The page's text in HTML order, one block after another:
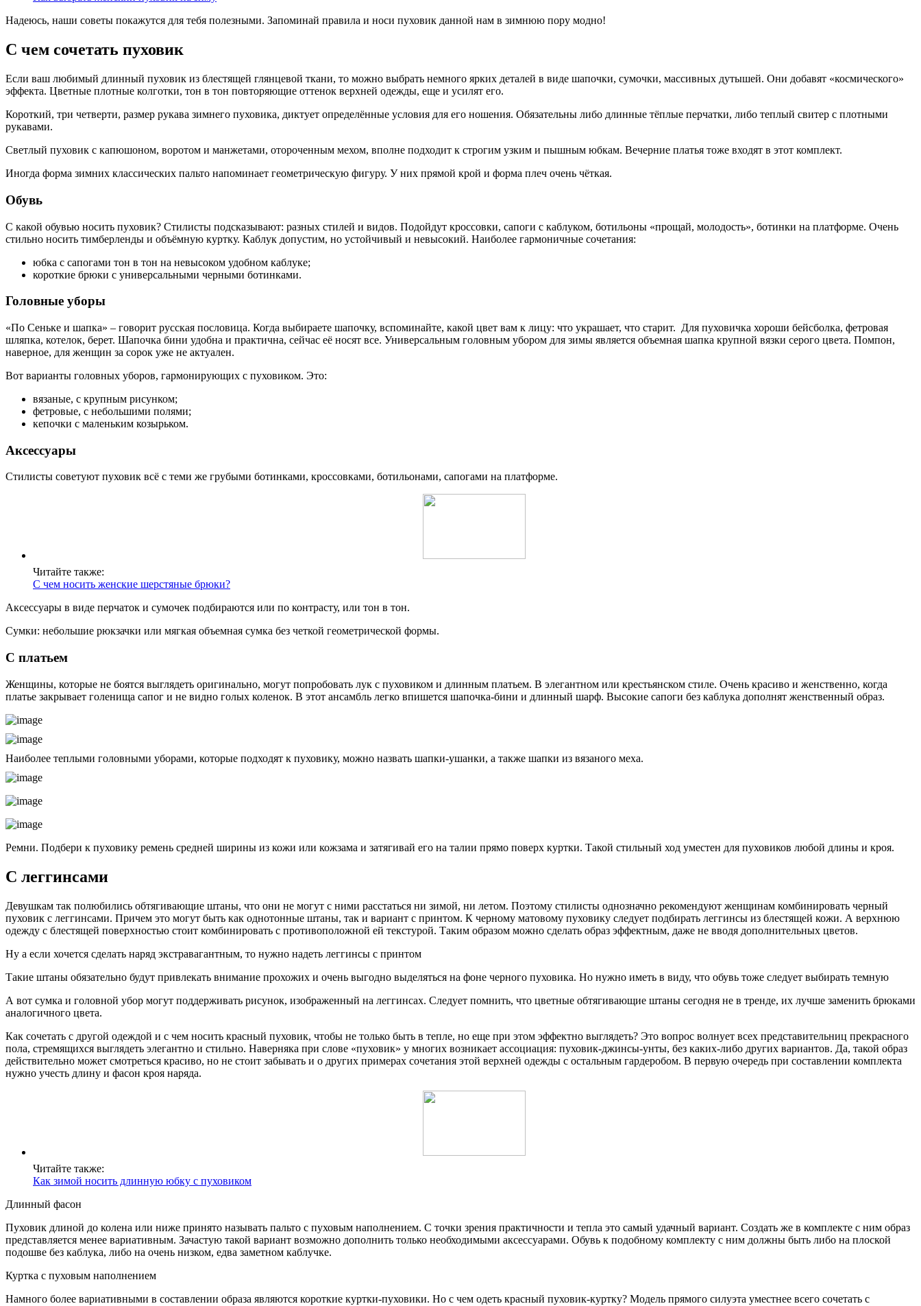
Надеюсь, наши советы покажутся для тебя полезными. Запоминай правила и носи пуховик данной нам в зимнюю пору модно!
С чем сочетать пуховик
Если ваш любимый длинный пуховик из блестящей глянцевой ткани, то можно выбрать немного ярких деталей в виде шапочки, сумочки, массивных дутышей. Они добавят «космического»
эффекта. Цветные плотные колготки, тон в тон повторяющие оттенок верхней одежды, еще и усилят его.
Короткий, три четверти, размер рукава зимнего пуховика, диктует определённые условия для его ношения. Обязательны либо длинные тёплые перчатки, либо теплый свитер с плотными
рукавами.
Светлый пуховик с капюшоном, воротом и манжетами, отороченным мехом, вполне подходит к строгим узким и пышным юбкам. Вечерние платья тоже входят в этот комплект.
Иногда форма зимних классических пальто напоминает геометрическую фигуру. У них прямой крой и форма плеч очень чёткая.
Обувь
С какой обувью носить пуховик? Стилисты подсказывают: разных стилей и видов. Подойдут кроссовки, сапоги с каблуком, ботильоны «прощай, молодость», ботинки на платформе. Очень
стильно носить тимберленды и объёмную куртку. Каблук допустим, но устойчивый и невысокий. Наиболее гармоничные сочетания:
юбка с сапогами тон в тон на невысоком удобном каблуке;
короткие брюки с универсальными черными ботинками.
Головные уборы
«По Сеньке и шапка» – говорит русская пословица. Когда выбираете шапочку, вспоминайте, какой цвет вам к лицу: что украшает, что старит. Для пуховичка хороши бейсболка, фетровая
шляпка, котелок, берет. Шапочка бини удобна и практична, сейчас её носят все. Универсальным головным убором для зимы является объемная шапка крупной вязки серого цвета. Помпон,
наверное, для женщин за сорок уже не актуален.
Вот варианты головных уборов, гармонирующих с пуховиком. Это:
вязаные, с крупным рисунком;
фетровые, с небольшими полями;
кепочки с маленьким козырьком.
Аксессуары
Стилисты советуют пуховик всё с теми же грубыми ботинками, кроссовками, ботильонами, сапогами на платформе.
Читайте также:
С чем носить женские шерстяные брюки?
Аксессуары в виде перчаток и сумочек подбираются или по контрасту, или тон в тон.
Сумки: небольшие рюкзачки или мягкая объемная сумка без четкой геометрической формы.
С платьем
Женщины, которые не боятся выглядеть оригинально, могут попробовать лук с пуховиком и длинным платьем. В элегантном или крестьянском стиле. Очень красиво и женственно, когда
платье закрывает голенища сапог и не видно голых коленок. В этот ансамбль легко впишется шапочка-бини и длинный шарф. Высокие сапоги без каблука дополнят женственный образ.
Наиболее теплыми головными уборами, которые подходят к пуховику, можно назвать шапки-ушанки, а также шапки из вязаного меха.
Ремни. Подбери к пуховику ремень средней ширины из кожи или кожзама и затягивай его на талии прямо поверх куртки. Такой стильный ход уместен для пуховиков любой длины и кроя.
С леггинсами
Девушкам так полюбились обтягивающие штаны, что они не могут с ними расстаться ни зимой, ни летом. Поэтому стилисты однозначно рекомендуют женщинам комбинировать черный
пуховик с леггинсами. Причем это могут быть как однотонные штаны, так и вариант с принтом. К черному матовому пуховику следует подбирать леггинсы из блестящей кожи. А верхнюю
одежду с блестящей поверхностью стоит комбинировать с противоположной ей текстурой. Таким образом можно сделать образ эффектным, даже не вводя дополнительных цветов.
Ну а если хочется сделать наряд экстравагантным, то нужно надеть леггинсы с принтом
Такие штаны обязательно будут привлекать внимание прохожих и очень выгодно выделяться на фоне черного пуховика. Но нужно иметь в виду, что обувь тоже следует выбирать темную
А вот сумка и головной убор могут поддерживать рисунок, изображенный на леггинсах. Следует помнить, что цветные обтягивающие штаны сегодня не в тренде, их лучше заменить брюками
аналогичного цвета.
Как сочетать с другой одеждой и с чем носить красный пуховик, чтобы не только быть в тепле, но еще при этом эффектно выглядеть? Это вопрос волнует всех представительниц прекрасного
пола, стремящихся выглядеть элегантно и стильно. Наверняка при слове «пуховик» у многих возникает ассоциация: пуховик-джинсы-унты, без каких-либо других вариантов. Да, такой образ
действительно может смотреться красиво, но не стоит забывать и о других примерах сочетания этой верхней одежды с остальным гардеробом. В первую очередь при составлении комплекта
нужно учесть длину и фасон кроя наряда.
Читайте также:
Как зимой носить длинную юбку с пуховиком
Длинный фасон
Пуховик длиной до колена или ниже принято называть пальто с пуховым наполнением. С точки зрения практичности и тепла это самый удачный вариант. Создать же в комплекте с ним образ
представляется менее вариативным. Зачастую такой вариант возможно дополнить только необходимыми аксессуарами. Обувь к подобному комплекту с ним должны быть либо на плоской
подошве без каблука, либо на очень низком, едва заметном каблучке.
Куртка с пуховым наполнением
Намного более вариативными в составлении образа являются короткие куртки-пуховики. Но с чем одеть красный пуховик-куртку? Модель прямого силуэта уместнее всего сочетать с